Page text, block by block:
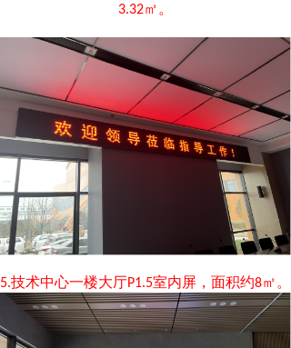
3.32㎡。
5.技术中心一楼大厅P1.5室内屏，面积约8㎡。